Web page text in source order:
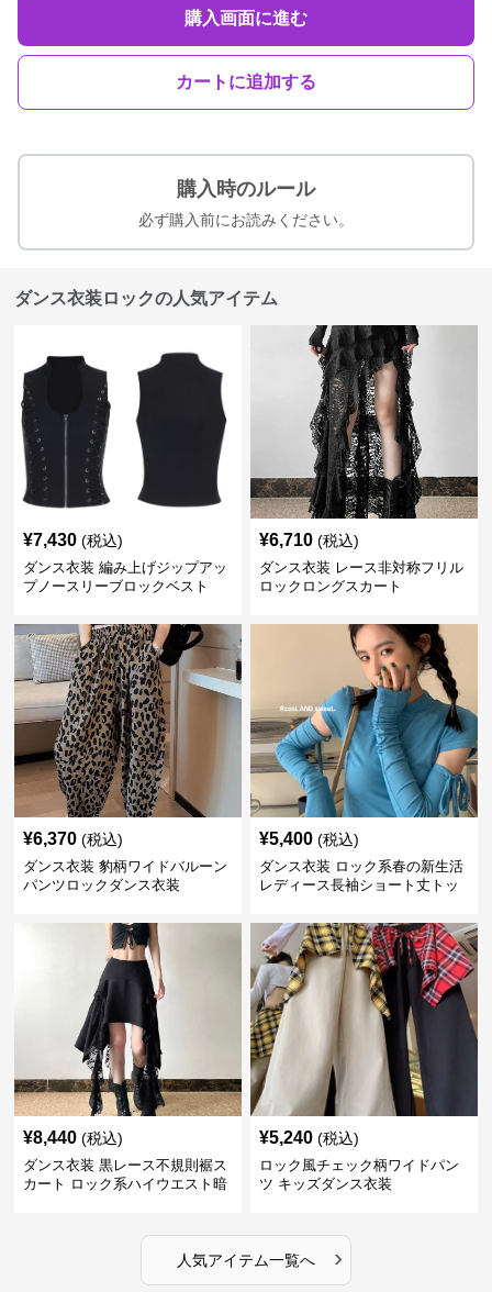
購入画面に進む
カートに追加する
購入時のルール
必ず購入前にお読みください。
ダンス衣装ロックの人気アイテム
¥7,430 (税込)
ダンス衣装 編み上げジップアッ
プノースリーブロックベスト
¥6,710 (税込)
ダンス衣装 レース非対称フリル
ロックロングスカート
¥6,370 (税込)
ダンス衣装 豹柄ワイドバルーン
パンツロックダンス衣装
¥5,400 (税込)
ダンス衣装 ロック系春の新生活
レディース長袖ショート丈トッ
¥8,440 (税込)
ダンス衣装 黒レース不規則裾ス
カート ロック系ハイウエスト暗
¥5,240 (税込)
ロック風チェック柄ワイドパン
ツ キッズダンス衣装
人気アイテム一覧へ ›